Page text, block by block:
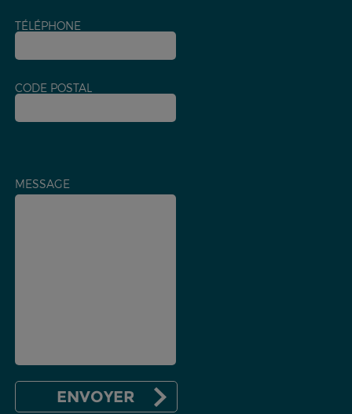
TÉLÉPHONE
CODE POSTAL
MESSAGE